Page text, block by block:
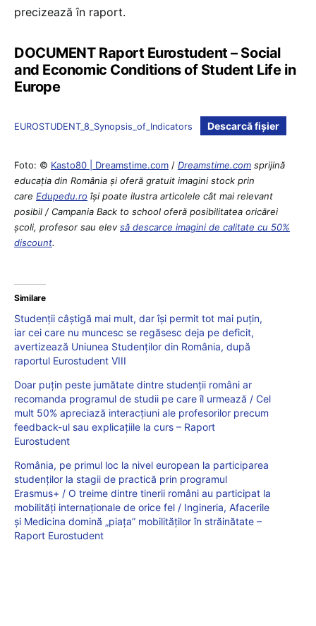
precizează în raport.
DOCUMENT Raport Eurostudent – Social
and Economic Conditions of Student Life in
Europe
EUROSTUDENT_8_Synopsis_of_Indicators Descarcă fișier
Foto: © Kasto80 | Dreamstime.com / Dreamstime.com sprijină
educaţia din România şi oferă gratuit imagini stock prin
care Edupedu.ro îşi poate ilustra articolele cât mai relevant
posibil / Campania Back to school oferă posibilitatea oricărei
școli, profesor sau elevsă descarce imagini de calitate cu 50%
discount.
Similare
Studenții câștigă mai mult, dar își permit tot mai puțin,
iar cei care nu muncesc se regăsesc deja pe deficit,
avertizează Uniunea Studenților din România, după
raportul Eurostudent VIII
Doar puțin peste jumătate dintre studenții români ar
recomanda programul de studii pe care îl urmează / Cel
mult 50% apreciază interacțiuni ale profesorilor precum
feedback-ul sau explicațiile la curs – Raport
Eurostudent
România, pe primul loc la nivel european la participarea
studenților la stagii de practică prin programul
Erasmus+ / O treime dintre tinerii români au participat la
mobilități internaționale de orice fel / Ingineria, Afacerile
și Medicina domină „piața” mobilităților în străinătate –
Raport Eurostudent